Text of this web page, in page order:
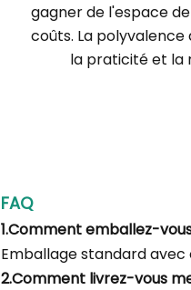
gagner de l'espace
coûts. La
la praticité et la
FAQ
1.Comment emballez-
Emballage standard
2.Comment livrez-vous